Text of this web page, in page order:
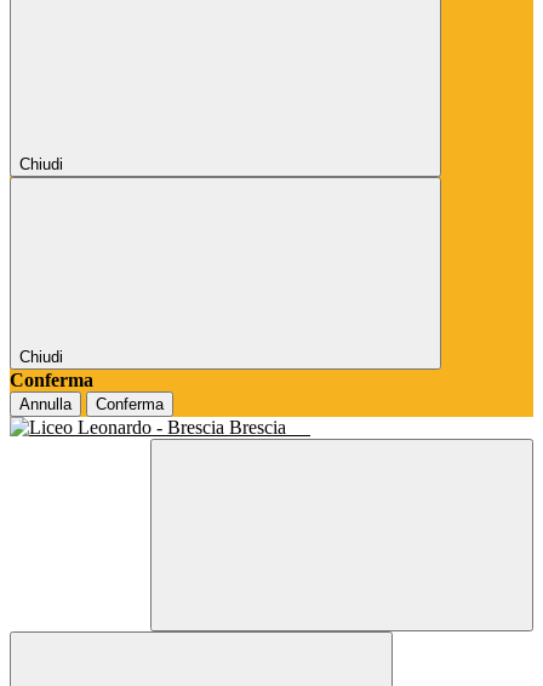
Chiudi
Chiudi
Conferma
Annulla Conferma
Brescia